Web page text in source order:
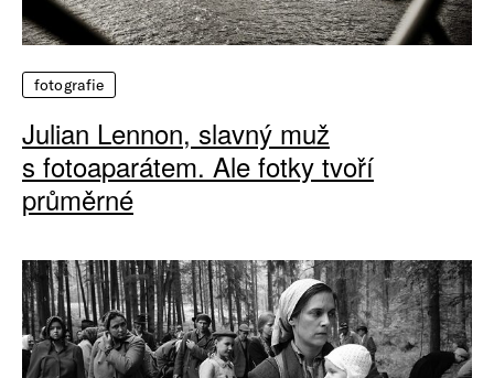
fotografie
Julian Lennon, slavný muž
s fotoaparátem. Ale fotky tvoří
průměrné